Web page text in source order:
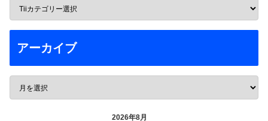
アーカイブ
2026年8月